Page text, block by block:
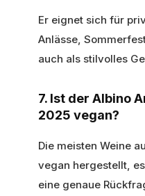
Er eignet sich für
Anlässe,
auch als stilvolles
7. Ist der Albino
2025 vegan?
Die meisten Weine
vegan hergestellt,
eine genaue